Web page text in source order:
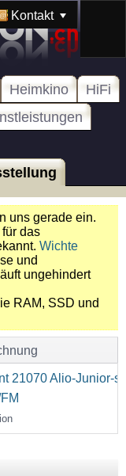
Kontakt
Heimkino
HiFi
uns gerade ein.
das
Wichte
und
ungehindert
RAM, SSD und
21070 Alio-Junior-